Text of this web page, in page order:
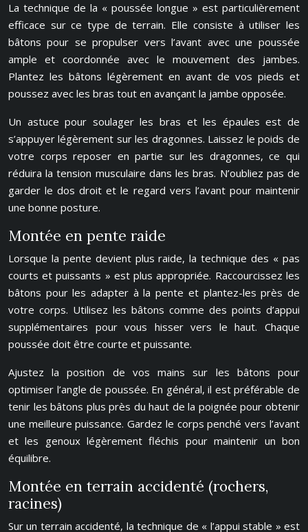
La technique de la « poussée longue » est particulièrement
efficace sur ce type de terrain. Elle consiste à utiliser les
bâtons pour se propulser vers l’avant avec une poussée
ample et coordonnée avec le mouvement des jambes.
Plantez les bâtons légèrement en avant de vos pieds et
poussez avec les bras tout en avançant la jambe opposée.
Un astuce pour soulager les bras et les épaules est de
s’appuyer légèrement sur les dragonnes. Laissez le poids de
votre corps reposer en partie sur les dragonnes, ce qui
réduira la tension musculaire dans les bras. N’oubliez pas de
garder le dos droit et le regard vers l’avant pour maintenir
une bonne posture.
Montée en pente raide
Lorsque la pente devient plus raide, la technique des « pas
courts et puissants » est plus appropriée. Raccourcissez les
bâtons pour les adapter à la pente et plantez-les près de
votre corps. Utilisez les bâtons comme des points d’appui
supplémentaires pour vous hisser vers le haut. Chaque
poussée doit être courte et puissante.
Ajustez la position de vos mains sur les bâtons pour
optimiser l’angle de poussée. En général, il est préférable de
tenir les bâtons plus près du haut de la poignée pour obtenir
une meilleure puissance. Gardez le corps penché vers l’avant
et les genoux légèrement fléchis pour maintenir un bon
équilibre.
Montée en terrain accidenté (rochers,
racines)
Sur un terrain accidenté, la technique de « l’appui stable » est